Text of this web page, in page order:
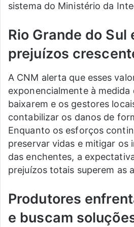
sistema do Ministério da
Rio Grande do Sul
prejuízos
A CNM alerta que esses
exponencialmente à medida
baixarem e os gestores
contabilizar os danos de
Enquanto os esforços
preservar vidas e mitigar os
das enchentes, a
prejuízos totais superem as
Produtores
e buscam